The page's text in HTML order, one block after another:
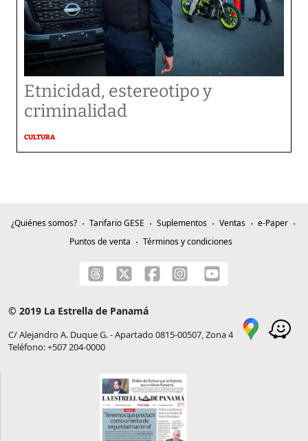
Etnicidad, estereotipo y
criminalidad
CULTURA
¿Quiénes somos? Tarifario GESE Suplementos Ventas
e-Paper
Puntos de venta
Términos y condiciones
© 2019 La Estrella de Panamá
C/ Alejandro A. Duque G. - Apartado 0815-00507, Zona 4
Teléfono: +507 204-0000